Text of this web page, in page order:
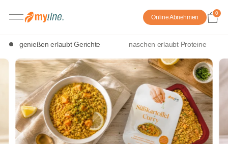
Online Abnehmen
0
genießen erlaubt Gerichte naschen erlaubt Proteine